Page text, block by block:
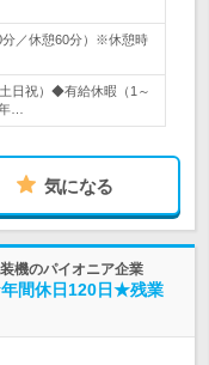
分／休憩60分）※休憩時
日祝）◆有給休暇（1～
…
気になる
機のパイオニア企業
間休日120日★残業